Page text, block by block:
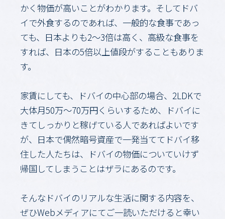
かく物価が高いことがわかります。そしてドバ
イで外食するのであれば、一般的な食事であっ
ても、日本よりも2～3倍は高く、高級な食事を
すれば、日本の5倍以上値段がすることもありま
す。
家賃にしても、ドバイの中心部の場合、2LDKで
大体月50万～70万円くらいするため、ドバイに
きてしっかりと稼げている人であればよいです
が、日本で偶然暗号資産で一発当ててドバイ移
住した人たちは、ドバイの物価についていけず
帰国してしまうことはザラにあるのです。
そんなドバイのリアルな生活に関する内容を、
ぜひWebメディアにてご一読いただけると幸い